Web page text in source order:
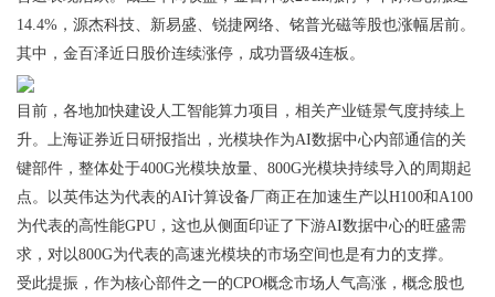
14.4%，源杰科技、新易盛、锐捷网络、铭普光磁等股也涨幅居前。
其中，金百泽近日股价连续涨停，成功晋级4连板。
目前，各地加快建设人工智能算力项目，相关产业链景气度持续上
升。上海证券近日研报指出，光模块作为AI数据中心内部通信的关
键部件，整体处于400G光模块放量、800G光模块持续导入的周期起
点。以英伟达为代表的AI计算设备厂商正在加速生产以H100和A100
为代表的高性能GPU，这也从侧面印证了下游AI数据中心的旺盛需
求，对以800G为代表的高速光模块的市场空间也是有力的支撑。
受此提振，作为核心部件之一的CPO概念市场人气高涨，概念股也